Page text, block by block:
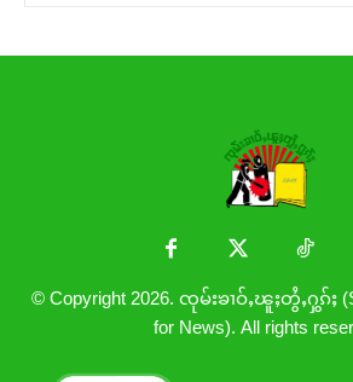
© Copyright 2026. ၸုမ်းၶၢဝ်ႇၽူႈတွႆႇႁွၵ်ႈ
for News). All rights